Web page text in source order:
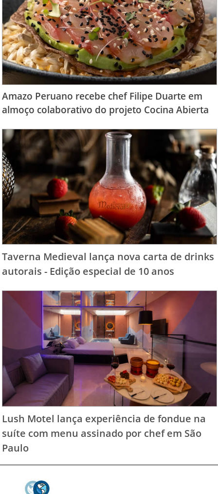
Amazo Peruano recebe chef Filipe Duarte em
almoço colaborativo do projeto Cocina Abierta
Taverna Medieval lança nova carta de drinks
autorais - Edição especial de 10 anos
Lush Motel lança experiência de fondue na
suíte com menu assinado por chef em São
Paulo